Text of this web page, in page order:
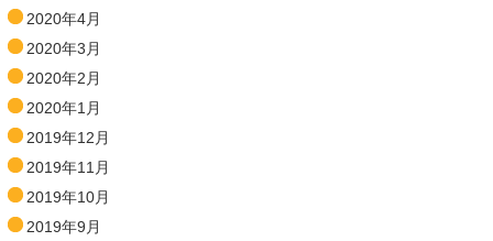
2020年4月
2020年3月
2020年2月
2020年1月
2019年12月
2019年11月
2019年10月
2019年9月